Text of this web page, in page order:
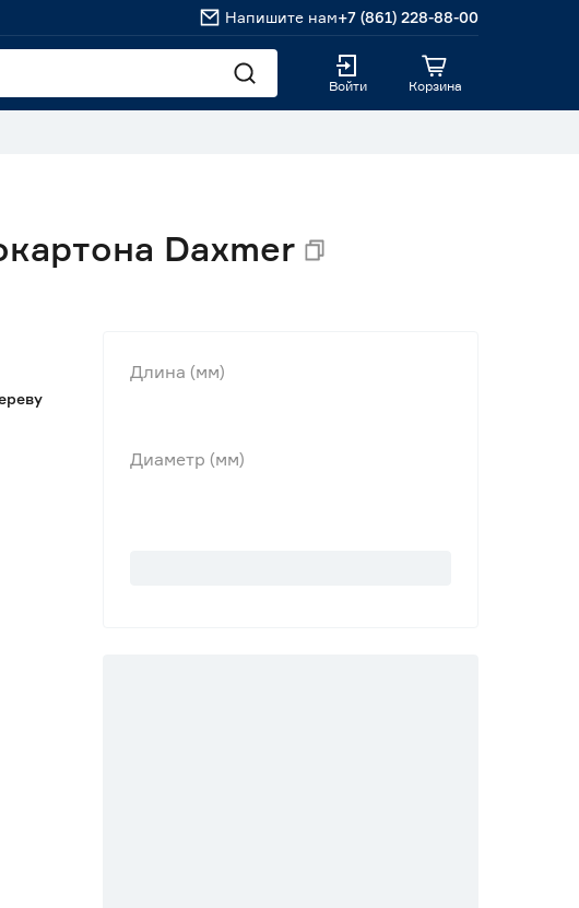
Напишите нам+7 (861) 228-88-00
Войти Корзина
Daxmer
Длина (мм)
Диаметр (мм)